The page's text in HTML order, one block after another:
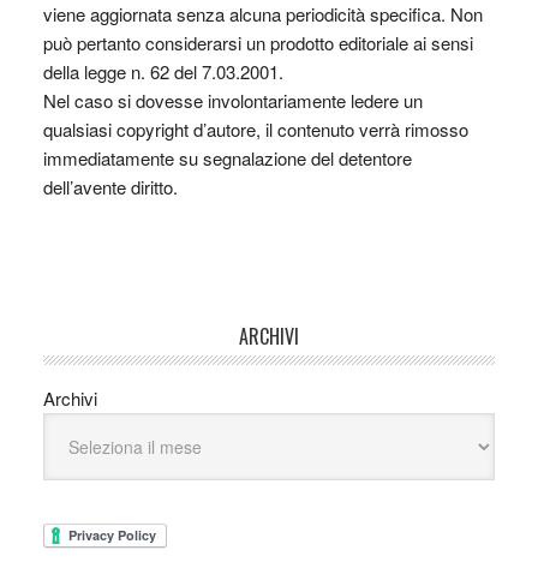
viene aggiornata senza alcuna periodicità specifica. Non
può pertanto considerarsi un prodotto editoriale ai sensi
della legge n. 62 del 7.03.2001.
Nel caso si dovesse involontariamente ledere un
qualsiasi copyright d’autore, il contenuto verrà rimosso
immediatamente su segnalazione del detentore
dell’avente diritto.
ARCHIVI
Archivi